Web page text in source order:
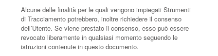
Alcune delle finalità per le quali vengono impiegati Strumenti
di Tracciamento potrebbero, inoltre richiedere il consenso
dell’Utente. Se viene prestato il consenso, esso può essere
revocato liberamente in qualsiasi momento seguendo le
istruzioni contenute in questo documento.